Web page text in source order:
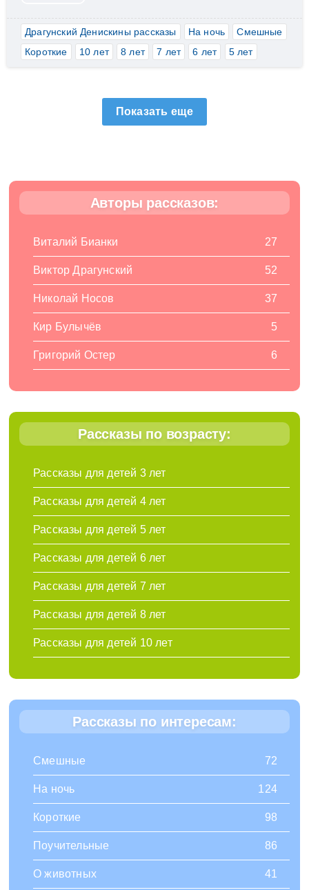
Драгунский Денискины рассказы На ночь
Смешные
Короткие
10 лет 8 лет 7 лет 6 лет 5 лет
Показать еще
Авторы рассказов:
Виталий Бианки 27
Виктор Драгунский 52
Николай Носов 37
Кир Булычёв 5
Григорий Остер 6
Рассказы по возрасту:
Рассказы для детей 3 лет
Рассказы для детей 4 лет
Рассказы для детей 5 лет
Рассказы для детей 6 лет
Рассказы для детей 7 лет
Рассказы для детей 8 лет
Рассказы для детей 10 лет
Рассказы по интересам:
Смешные 72
На ночь 124
Короткие 98
Поучительные 86
О животных 41